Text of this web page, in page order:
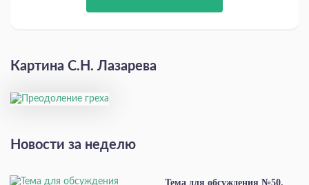
Картина С.Н. Лазарева
Новости за неделю
Тема для обсуждения №50.